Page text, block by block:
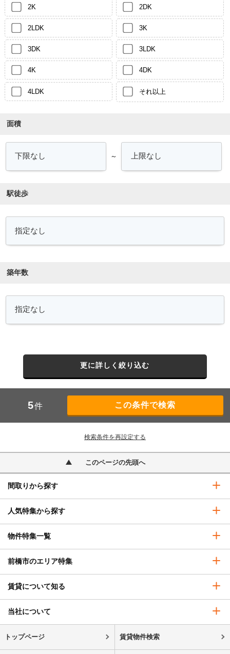
2K 2DK
2LDK 3K
3DK 3LDK
4K 4DK
4LDK それ以上
面積
～
駅徒歩
築年数
更に詳しく絞り込む
5件
検索条件を再設定する
このページの先頭へ
間取りから探す
人気特集から探す
物件特集一覧
前橋市のエリア特集
賃貸について知る
当社について
トップページ 賃貸物件検索